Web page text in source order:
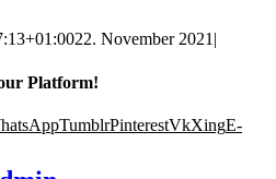
22. November 2021|
Platform!
TumblrPinterestVkXingE-